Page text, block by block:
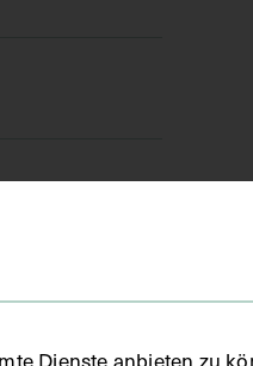
Dienste anbieten zu